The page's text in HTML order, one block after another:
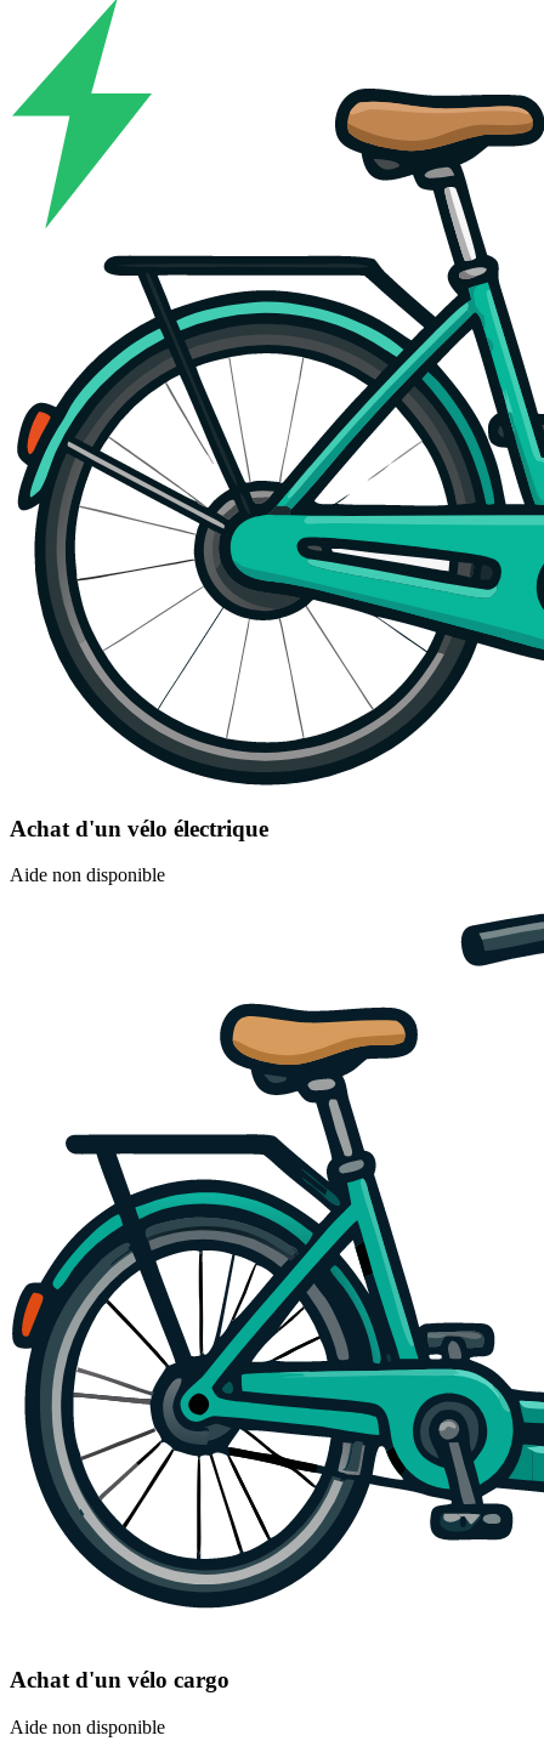
Achat d'un vélo électrique
Aide non disponible
Achat d'un vélo cargo
Aide non disponible